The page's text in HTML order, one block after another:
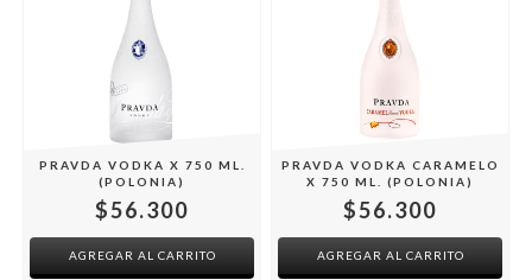
PRAVDA VODKA X 750 ML.
(POLONIA)
$56.300
PRAVDA VODKA CARAMELO
X 750 ML. (POLONIA)
$56.300